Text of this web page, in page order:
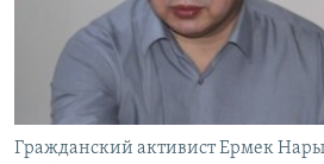
Гражданский активист Ермек